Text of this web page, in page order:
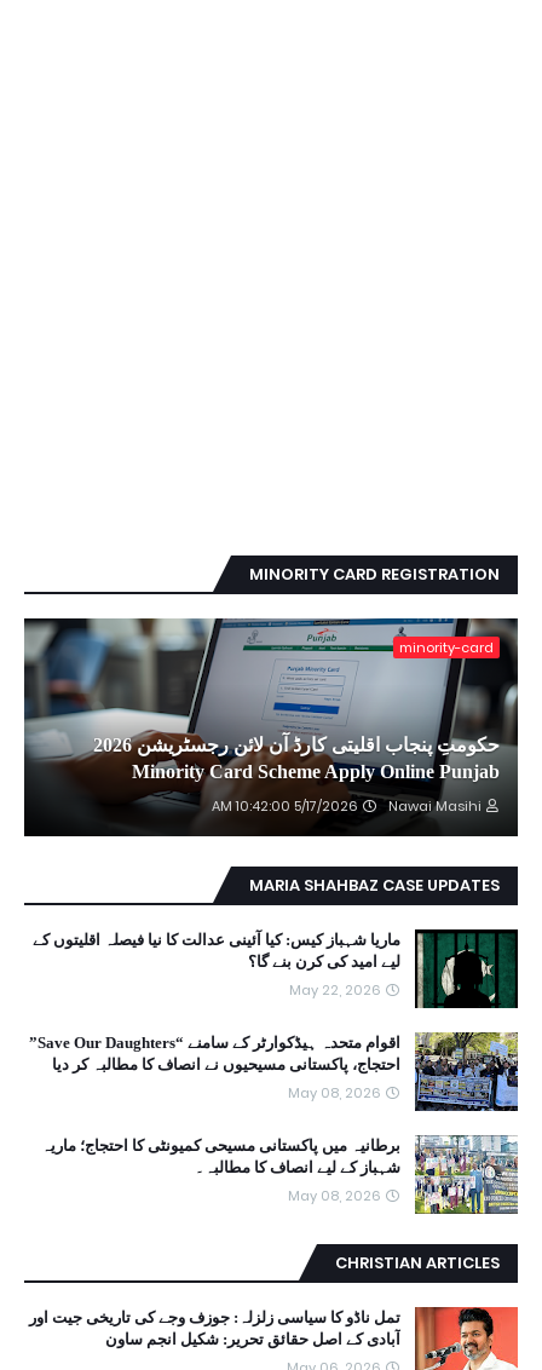
MINORITY CARD REGISTRATION
minority-card
حکومتِ پنجاب اقلیتی کارڈ آن لائن رجسٹریشن 2026
Minority Card Scheme Apply Online Punjab
Nawai Masihi
5/17/2026 10:42:00 AM
MARIA SHAHBAZ CASE UPDATES
ماریا شہباز کیس: کیا آئینی عدالت کا نیا فیصلہ اقلیتوں کے
لیے امید کی کرن بنے گا؟
May 22, 2026
اقوام متحدہ ہیڈکوارٹر کے سامنے “Save Our Daughters”
احتجاج، پاکستانی مسیحیوں نے انصاف کا مطالبہ کر دیا
May 08, 2026
برطانیہ میں پاکستانی مسیحی کمیونٹی کا احتجاج؛ ماریہ
شہباز کے لیے انصاف کا مطالبہ۔
May 08, 2026
CHRISTIAN ARTICLES
تمل ناڈو کا سیاسی زلزلہ: جوزف وجے کی تاریخی جیت اور
آبادی کے اصل حقائق تحریر: شکیل انجم ساون